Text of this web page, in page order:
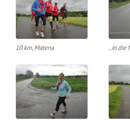
10 km, Matena ..in die